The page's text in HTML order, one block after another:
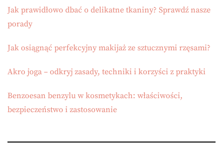
Jak prawidłowo dbać o delikatne tkaniny? Sprawdź nasze
porady
Jak osiągnąć perfekcyjny makijaż ze sztucznymi rzęsami?
Akro joga – odkryj zasady, techniki i korzyści z praktyki
Benzoesan benzylu w kosmetykach: właściwości,
bezpieczeństwo i zastosowanie